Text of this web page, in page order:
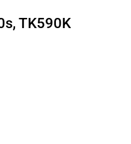
TK590K